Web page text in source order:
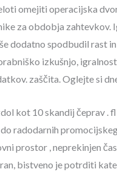
omejiti operacijska
za obdobja zahtevkov.
dodatno spodbudil rast
izkušnjo,
zaščita. Oglejte si
kot 10 skandij čeprav .
radodarnih
prostor , neprekinjen
bistveno je potrditi